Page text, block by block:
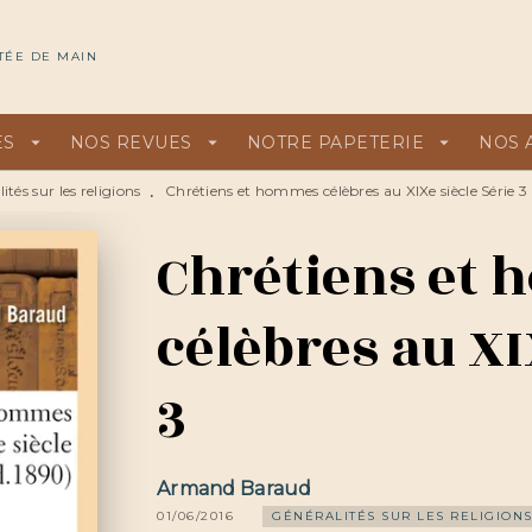
DE MAIN
arrow_drop_down NOS REVUES arrow_drop_down NOTRE PAPETERIE arrow_drop_down NOS
sur les religions • Chrétiens et hommes célèbres au XIXe siècle Série 3
Chrétiens et
célèbres au
3
Armand Baraud
01/06/2016 GÉNÉRALITÉS SUR LES RELIGIONS